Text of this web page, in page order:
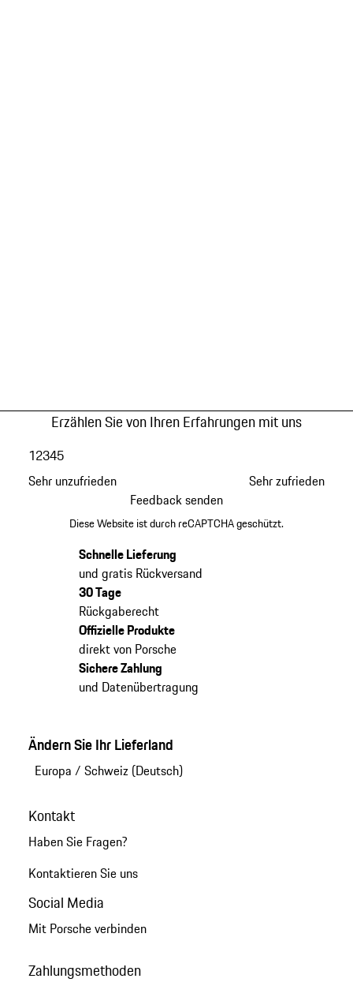
Erzählen Sie von Ihren Erfahrungen mit uns
Sehr unzufrieden
12345
Sehr zufrieden
Feedback senden
Diese Website ist durch reCAPTCHA geschützt.
Schnelle Lieferung
und gratis Rückversand
30 Tage
Rückgaberecht
Offizielle Produkte
direkt von Porsche
Sichere Zahlung
und Datenübertragung
Ändern Sie Ihr Lieferland
Europa / Schweiz (Deutsch)
Kontakt
Haben Sie Fragen?
Kontaktieren Sie uns
Social Media
Mit Porsche verbinden
Zahlungsmethoden